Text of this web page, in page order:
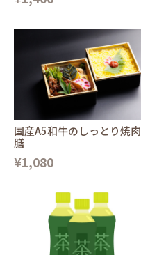
国産A5和牛のしっとり焼肉
膳
¥1,080